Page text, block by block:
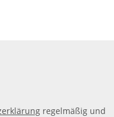
regelmäßig und